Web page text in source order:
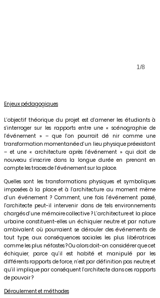
1/8
Enjeux pédagogiques
L’objectif théorique du projet est d’amener les étudiants à
s’interroger sur les rapports entre une « scénographie de
l’événement » – que l’on pourrait dé nir comme une
transformation momentanée d’un lieu physique préexistant
– et une « architecture après l’événement » qui doit de
nouveau s’inscrire dans la longue durée en prenant en
compte les traces de l’événement sur la place.
Quelles sont les transformations physiques et symboliques
imposées à la place et à l’architecture au moment même
d’un événement ? Comment, une fois l’événement passé,
l’architecte peut-il intervenir dans de tels environnements
chargés d’une mémoire collective ? L’architecture et la place
urbaine constituent-elles un échiquier neutre et par nature
ambivalent où pourraient se dérouler des événements de
tout type, aux conséquences sociales les plus libératrices
comme les plus néfastes ? Ou alors doit-on considérer que cet
échiquier, parce qu’il est habité et manipulé par les
différents rapports de force, n’est par définition pas neutre, et
qu’il implique par conséquent l’architecte dans ces rapports
de pouvoir ?
Déroulement et méthodes